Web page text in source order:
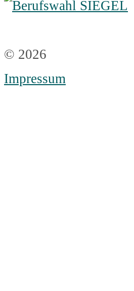
© 2026
Impressum